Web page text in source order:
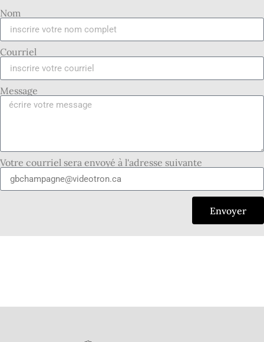
Nom
Courriel
Message
Votre courriel sera envoyé à l'adresse suivante
Envoyer